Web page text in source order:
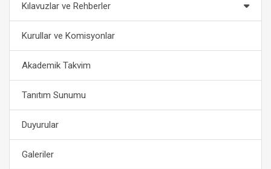
Kılavuzlar ve Rehberler
Kurullar ve Komisyonlar
Akademik Takvim
Tanıtım Sunumu
Duyurular
Galeriler